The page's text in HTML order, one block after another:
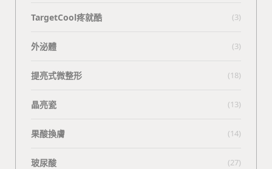
TargetCool疼就酷 (3)
外泌體 (3)
提亮式微整形 (18)
晶亮瓷 (13)
果酸換膚 (14)
玻尿酸 (27)